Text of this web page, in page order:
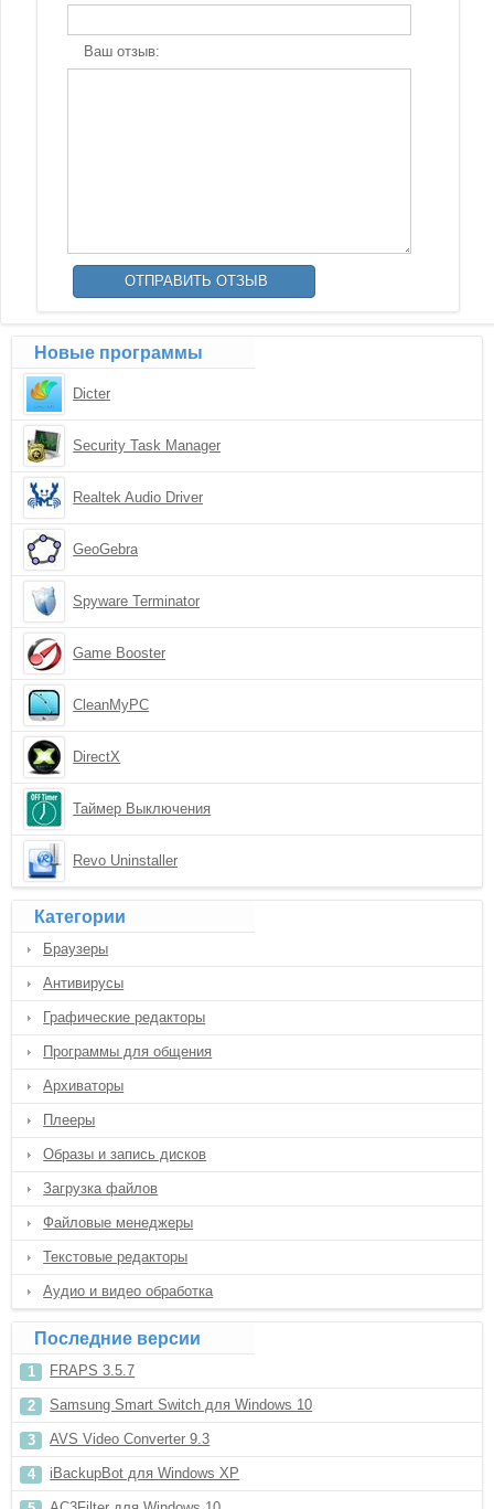
Ваш отзыв:
Новые программы
Dicter
Security Task Manager
Realtek Audio Driver
GeoGebra
Spyware Terminator
Game Booster
CleanMyPC
DirectX
Таймер Выключения
Revo Uninstaller
Категории
Браузеры
Антивирусы
Графические редакторы
Программы для общения
Архиваторы
Плееры
Образы и запись дисков
Загрузка файлов
Файловые менеджеры
Текстовые редакторы
Аудио и видео обработка
Последние версии
FRAPS 3.5.7
Samsung Smart Switch для Windows 10
AVS Video Converter 9.3
iBackupBot для Windows XP